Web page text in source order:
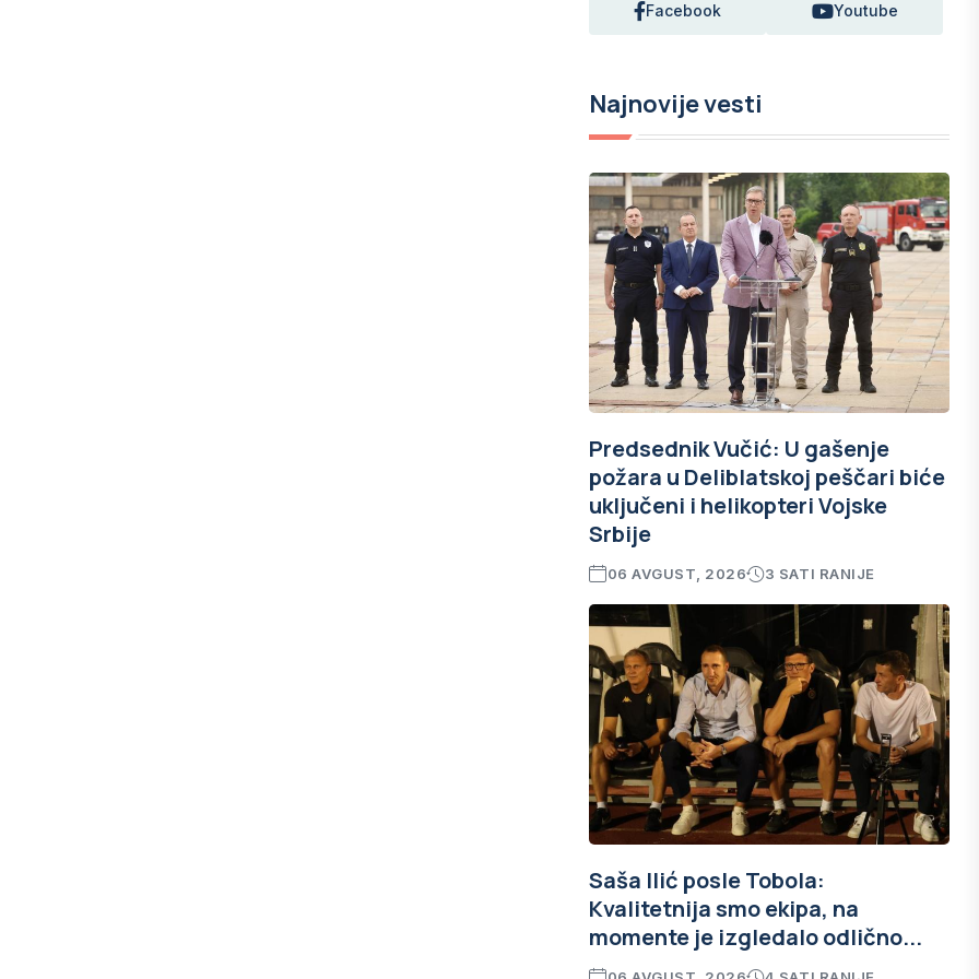
Facebook Youtube
Najnovije vesti
Predsednik Vučić: U gašenje
požara u Deliblatskoj peščari biće
uključeni i helikopteri Vojske
Srbije
06 AVGUST, 2026 3 SATI RANIJE
Saša Ilić posle Tobola:
Kvalitetnija smo ekipa, na
momente je izgledalo odlično...